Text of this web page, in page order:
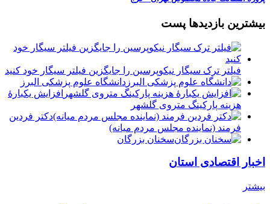
بیشترین بازدیدها پست
فیلتر ترک سیگار نیکوپرسین را جایگزین فیلتر سیگار خود کنید
دانشگاه علوم پزشکی البرز
افزایش یکبارۀ
هزینه پارکینگ متروی گلشهر
دكتر فردين
فرمند (نماينده مجلس مردم میانه)
سخنان بزرگان
اخبار اقتصادی استان
بیشتر